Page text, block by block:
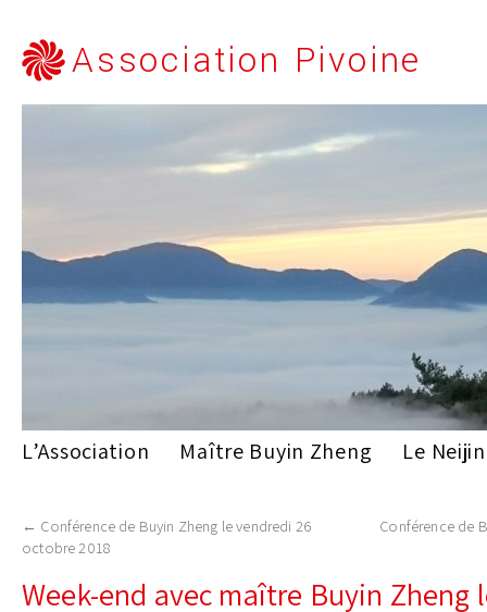
Association Pivoine
Skip
content
L’Association Maître Buyin Zheng Le
← Conférence de Buyin Zheng le vendredi 26
octobre 2018
Conférence de
Week-end avec maître Buyin Zheng